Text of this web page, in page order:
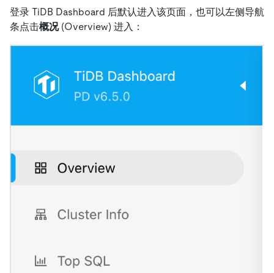
登录 TiDB Dashboard 后默认进入该页面，也可以左侧导航
条点击概况(Overview) 进入：